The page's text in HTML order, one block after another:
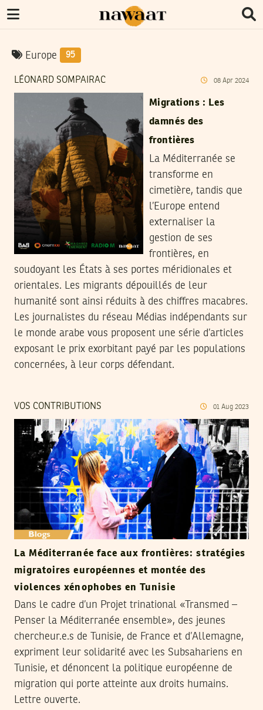
Europe 95
LÉONARD SOMPAIRAC 08 Apr 2024
Migrations : Les
damnés des
frontières
La Méditerranée se
transforme en
cimetière, tandis que
l’Europe entend
externaliser la
gestion de ses
frontières, en
soudoyant les États à ses portes méridionales et
orientales. Les migrants dépouillés de leur
humanité sont ainsi réduits à des chiffres macabres.
Les journalistes du réseau Médias indépendants sur
le monde arabe vous proposent une série d’articles
exposant le prix exorbitant payé par les populations
concernées, à leur corps défendant.
VOS CONTRIBUTIONS 01 Aug 2023
La Méditerranée face aux frontières: stratégies
migratoires européennes et montée des
violences xénophobes en Tunisie
Dans le cadre d’un Projet trinational «Transmed –
Penser la Méditerranée ensemble», des jeunes
chercheur.e.s de Tunisie, de France et d’Allemagne,
expriment leur solidarité avec les Subsahariens en
Tunisie, et dénoncent la politique européenne de
migration qui porte atteinte aux droits humains.
Lettre ouverte.